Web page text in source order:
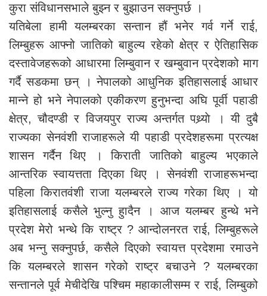
कुरा संविधानसभाले बुझ्न र बुझाउन सक्नुपर्छ ।
यतिबेला हामी यलम्बरका सन्तान हौं भनेर गर्व गर्ने राई,
लिम्बुहरू आफ्नो जातिको बाहुल्य रहेको क्षेत्र र ऐतिहासिक
दस्तावेजहरूको आधारमा लिम्बुवान र खम्बुवान प्रदेशको माग
गर्दै सडकमा छन् । नेपालको आधुनिक इतिहासलाई आधार
मान्ने हो भने नेपालको एकीकरण हुनुभन्दा अघि पूर्वी पहाडी
क्षेत्र, चौदण्डी र विजयपुर राज्य अन्तर्गत पथ्र्याे । यी दुबै
राज्यका सेनवंशी राजाहरूले यी पहाडी प्रदेशहरूमा प्रत्यक्ष
शासन गर्दैन थिए । किराती जातिको बाहुल्य भएकाले
आन्तरिक स्वायत्तता दिएका थिए । सेनवंशी राजाहरूभन्दा
पहिला किरातवंशी राजा यलम्बरले राज्य गरेका थिए । यो
इतिहासलाई कसैले भुल्नु हुादैन । आज यलम्बर हुन्थे भने
प्रदेश मेरो भन्थे कि राष्ट्र ? आन्दोलनरत राई, लिम्बुहरूले
अब भन्नु सक्नुपर्छ, कसैले दिएको स्वायत्त प्रदेशमा रमाउने
कि यलम्बरले शासन गरेको राष्ट्र बचाउने ? यलम्बरका
सन्तानले पूर्व मेचीदेखि पश्चिम महाकालीसम्म र राई, लिम्बुको